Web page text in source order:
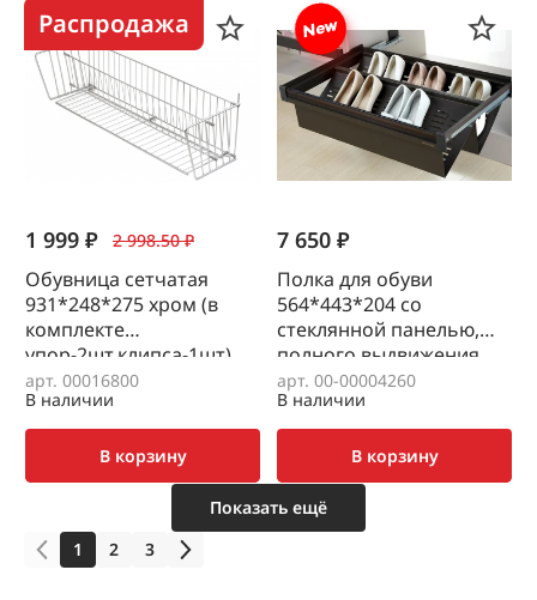
Распродажа
1 999 ₽ 2 998.50 ₽
Обувница сетчатая
931*248*275 хром (в
комплекте
упор-2шт,клипса-1шт)
(база 1000)
арт. 00016800
В наличии
В корзину
7 650 ₽
Полка для обуви
564*443*204 со
стеклянной панелью,
полного выдвижения,
цвет Naka, Unihopper
арт. 00-00004260
В наличии
В корзину
Показать ещё
1
2 3